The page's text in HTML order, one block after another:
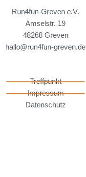
Run4fun-Greven e.V.
Amselstr. 19
48268 Greven
hallo@run4fun-greven.de
Treffpunkt
Impressum
Datenschutz